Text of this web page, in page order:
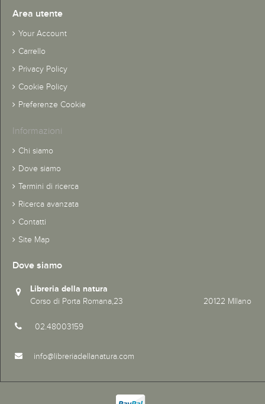
Area utente
Your Account
Carrello
Privacy Policy
Cookie Policy
Preferenze Cookie
Informazioni
Chi siamo
Dove siamo
Termini di ricerca
Ricerca avanzata
Contatti
Site Map
Dove siamo
Libreria della natura
Corso di Porta Romana,23 20122 MIlano
02.48003159
info@libreriadellanatura.com